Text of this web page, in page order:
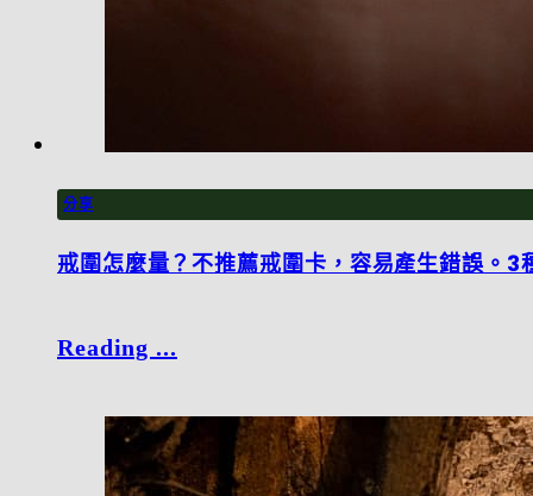
分享
戒圍怎麼量？不推薦戒圍卡，容易產生錯誤。3
Reading ...